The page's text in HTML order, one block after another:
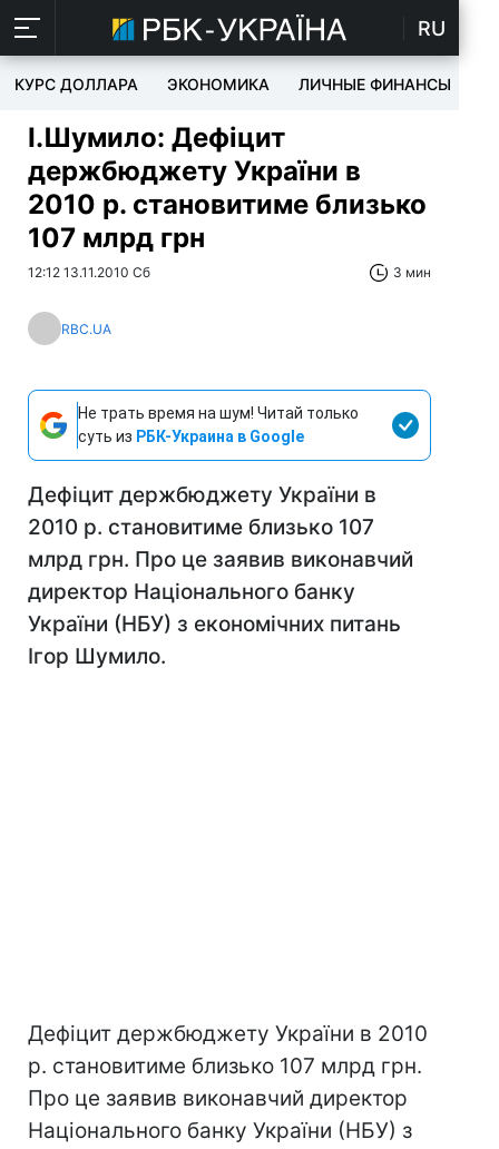
RU
КУРС ДОЛЛАРА ЭКОНОМИКА ЛИЧНЫЕ ФИНАНСЫ
І.Шумило: Дефіцит
держбюджету України в
2010 р. становитиме близько
107 млрд грн
12:12 13.11.2010 Сб 3 мин
RBC.UA
Не трать время на шум! Читай только
суть из РБК-Украина в Google
Дефіцит держбюджету України в
2010 р. становитиме близько 107
млрд грн. Про це заявив виконавчий
директор Національного банку
України (НБУ) з економічних питань
Ігор Шумило.
Дефіцит держбюджету України в 2010
р. становитиме близько 107 млрд грн.
Про це заявив виконавчий директор
Національного банку України (НБУ) з